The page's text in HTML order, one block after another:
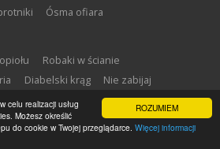
ROZUMIEM
celu realizacji usług
Możesz określić
do cookie w Twojej przeglądarce. Więcej informacji
Ósma ofiara
Robaki w ścianie
Diabelski krąg
Nie zabijaj
Matki chrzestne
©2026Zbrodnia w Bibliotece